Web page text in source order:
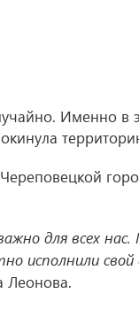
Именно в
для всех
исполнили свой
Леонова.